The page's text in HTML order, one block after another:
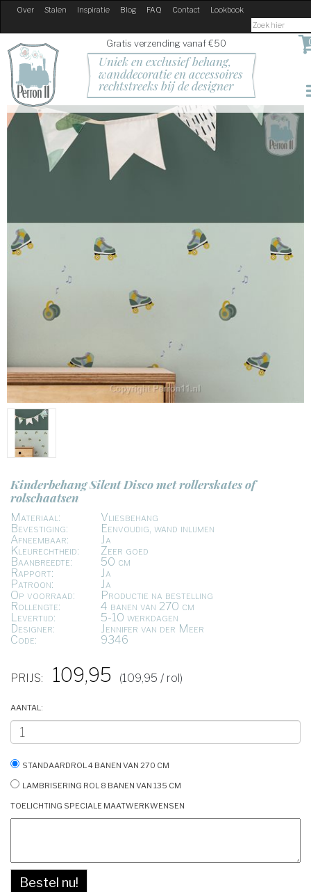
Over Stalen Inspiratie Blog FAQ Contact Lookbook
Gratis verzending vanaf €50
Uniek en exclusief behang,
wanddecoratie en accessoires
rechtstreeks bij de designer
Kinderbehang Silent Disco met rollerskates of
rolschaatsen
Materiaal:
Vliesbehang
Bevestiging:
Eenvoudig, wand inlijmen
Afneembaar:
Ja
Kleurechtheid:
Zeer goed
Baanbreedte:
50 cm
Rapport:
Ja
Patroon:
Ja
Op voorraad:
Productie na bestelling
Rollengte:
4 banen van 270 cm
Levertijd:
5-10 werkdagen
Designer:
Jennifer van der Meer
Code:
9346
PRIJS: 109,95 (109,95 / rol)
Aantal:
Standaardrol 4 banen van 270 cm
Lambrisering rol 8 banen van 135 cm
Toelichting speciale maatwerkwensen
Bestel nu!